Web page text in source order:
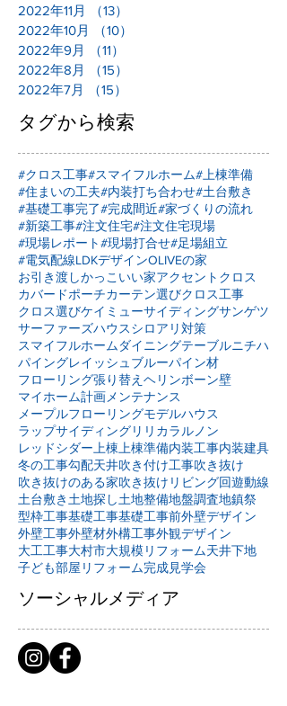
2022年11月
（13）
2022年10月
（10）
2022年9月
（11）
2022年8月
（15）
2022年7月
（15）
タグから検索
#クロス工事#スマイフルホーム#上棟準備
#住まいの工夫#内装打ち合わせ#土台敷き
#基礎工事完了#完成間近#家づくりの流れ
#新築工事#注文住宅#注文住宅現場
#現場レポート#現場打合せ#足場組立
#電気配線LDKデザインOLIVEの家
お引き渡しかっこいい家アクセントクロス
カバードポーチカーテン選びクロス工事
クロス選びケイミューサイディングサンゲツ
サーファーズハウスシロアリ対策
スマイフルホームダイニングテーブルニチハ
パイングレイッシュブルーパイン材
フローリング張り替え ヘリンボーン壁
マイホーム計画 メンテナンス
メープルフローリングモデルハウス
ラップサイディングリリカラ ルノン
レッドシダー 上棟 上棟準備内装工事内装建具
冬の工事勾配天井吹き付け工事吹き抜け
吹き抜けのある家吹き抜けリビング回遊動線
土台敷き 土地探し土地整備地盤調査地鎮祭
型枠工事基礎工事基礎工事前外壁デザイン
外壁工事外壁材外構工事外観デザイン
大工工事大村市大規模リフォーム天井下地
子ども部屋リフォーム完成見学会
ソーシャルメディア